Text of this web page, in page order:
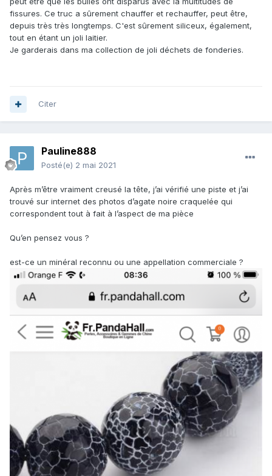
je prends avec plaisir es autres avis que vous pourriez
avoir, en les recoupant nous verrons la tendance qui se
dessine
fissures. Ce truc a sûrement chauffer et rechauffer, peut être,
depuis très très longtemps. C'est sûrement siliceux, également,
tout en étant un joli laitier.
Je garderais dans ma collection de joli déchets de fonderies.
Citer
Pauline888
Posté(e) 2 mai 2021
Après m’être vraiment creusé la tête, j’ai vérifié une piste et j’ai
trouvé sur internet des photos d’agate noire craquelée qui
correspondent tout à fait à l’aspect de ma pièce
Qu’en pensez vous ?
est-ce un minéral reconnu ou une appellation commerciale ?